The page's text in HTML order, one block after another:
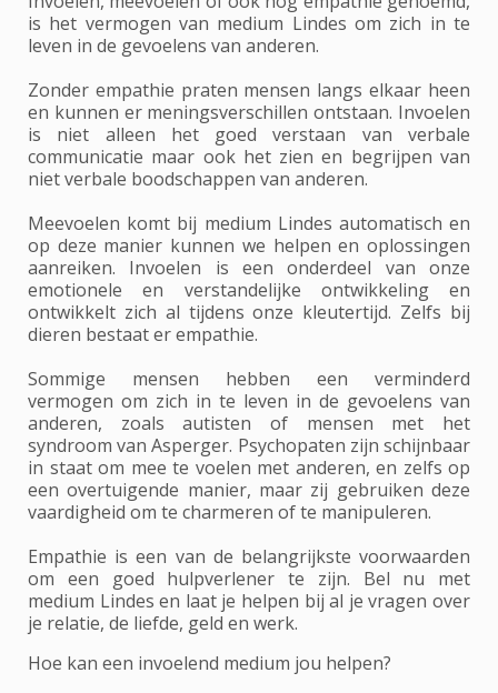
is het vermogen van medium Lindes om zich in te
leven in de gevoelens van anderen.
Zonder empathie praten mensen langs elkaar heen
en kunnen er meningsverschillen ontstaan. Invoelen
is niet alleen het goed verstaan van verbale
communicatie maar ook het zien en begrijpen van
niet verbale boodschappen van anderen.
Meevoelen komt bij medium Lindes automatisch en
op deze manier kunnen we helpen en oplossingen
aanreiken. Invoelen is een onderdeel van onze
emotionele en verstandelijke ontwikkeling en
ontwikkelt zich al tijdens onze kleutertijd. Zelfs bij
dieren bestaat er empathie.
Sommige mensen hebben een verminderd
vermogen om zich in te leven in de gevoelens van
anderen, zoals autisten of mensen met het
syndroom van Asperger. Psychopaten zijn schijnbaar
in staat om mee te voelen met anderen, en zelfs op
een overtuigende manier, maar zij gebruiken deze
vaardigheid om te charmeren of te manipuleren.
Empathie is een van de belangrijkste voorwaarden
om een goed hulpverlener te zijn. Bel nu met
medium Lindes en laat je helpen bij al je vragen over
je relatie, de liefde, geld en werk.
Hoe kan een invoelend medium jou helpen?